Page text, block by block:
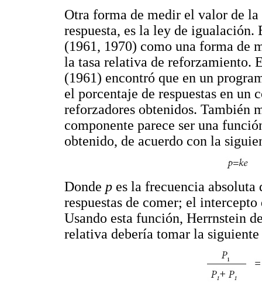
Otra forma de medir el valor de
respuesta, es la ley de
(1961, 1970) como una forma de
la tasa relativa de reforzamiento.
(1961) encontró que en un
el porcentaje de respuestas en un
reforzadores obtenidos. También
componente parece ser una
obtenido, de acuerdo con la
Donde p es la frecuencia absoluta
respuestas de comer; el
Usando esta función, Herrnstein
relativa debería tomar la